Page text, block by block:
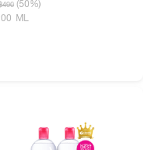
490 (50%)
ML